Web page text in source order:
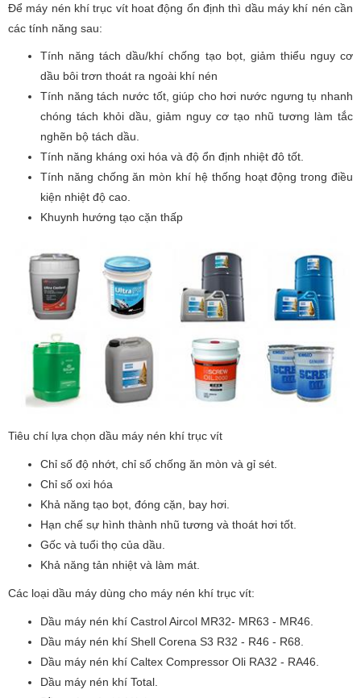
Để máy nén khí trục vít hoat động ổn định thì dầu máy khí nén cần
các tính năng sau:
Tính năng tách dầu/khí chống tạo bọt, giảm thiểu nguy cơ
dầu bôi trơn thoát ra ngoài khí nén
Tính năng tách nước tốt, giúp cho hơi nước ngưng tụ nhanh
chóng tách khỏi dầu, giảm nguy cơ tạo nhũ tương làm tắc
nghẽn bộ tách dầu.
Tính năng kháng oxi hóa và độ ổn định nhiệt đô tốt.
Tính năng chống ăn mòn khí hệ thống hoạt động trong điều
kiện nhiệt độ cao.
Khuynh hướng tạo cặn thấp
Tiêu chí lựa chọn dầu máy nén khí trục vít
Chỉ số độ nhớt, chỉ số chống ăn mòn và gỉ sét.
Chỉ số oxi hóa
Khả năng tạo bọt, đóng cặn, bay hơi.
Hạn chế sự hình thành nhũ tương và thoát hơi tốt.
Gốc và tuổi thọ của dầu.
Khả năng tản nhiệt và làm mát.
Các loại dầu máy dùng cho máy nén khí trục vít:
Dầu máy nén khí Castrol Aircol MR32- MR63 - MR46.
Dầu máy nén khí Shell Corena S3 R32 - R46 - R68.
Dầu máy nén khí Caltex Compressor Oli RA32 - RA46.
Dầu máy nén khí Total.